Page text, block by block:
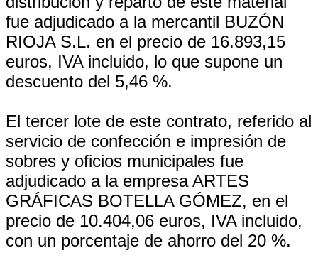
fue adjudicado a la mercantil BUZÓN
RIOJA S.L. en el precio de 16.893,15
euros, IVA incluido, lo que supone un
descuento del 5,46 %.
El tercer lote de este contrato, referido al
servicio de confección e impresión de
sobres y oficios municipales fue
adjudicado a la empresa ARTES
GRÁFICAS BOTELLA GÓMEZ, en el
precio de 10.404,06 euros, IVA incluido,
con un porcentaje de ahorro del 20 %.